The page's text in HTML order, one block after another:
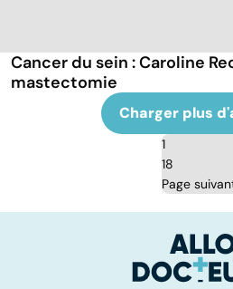
Cancer du sein : Caroline
mastectomie
Charger plus
1
18
Page